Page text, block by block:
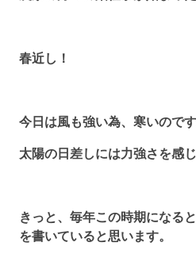
春近し！
今日は風も強い為、寒いのです
太陽の日差しには力強さを感じ
きっと、毎年この時期になる
を書いていると思います。